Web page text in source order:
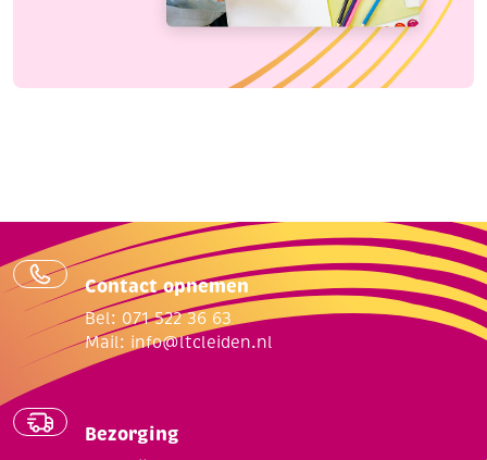
Contact opnemen
Bel: 071 522 36 63
Mail: info@ltcleiden.nl
Bezorging